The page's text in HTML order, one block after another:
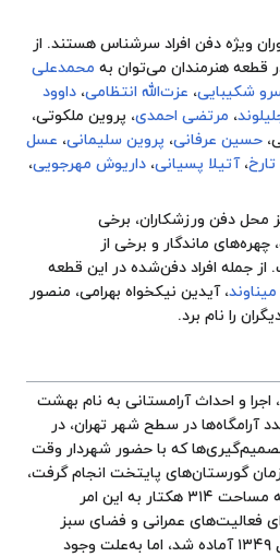
ویژه دفن افراد سرشناس هستند. از
قطعه هنرمندان می‌توان به محمدعلی
شکیبایی، عزت‌الله انتظامی، داوود
، مرتضی احمدی، پروین ملکوتی،
، حسین عرفانی، پروین سلیمانی، عسل
،آتیلا پسیانی، داریوش مهرجویی،
محل دفن ورزشکاران، برخی
چهره‌های ماندگار و برخی از
از جمله افراد دفن‌شده در این قطعه
،آیدین نیکخواه بهرامی، منصور
را نام برد.
و احداث آرامستانی به نام بهشت
آرامگاه‌ها در سطح شهر تهران، در
این تصمیم‌گیری‌ها که با حضور شهردار وقت
گورستان‌های پایتخت انجام گرفت،
زمینی در مسیر تهران – قم به مساحت ۳۱۴ هکتار به این امر
فعالیت‌های عمرانی و فضای سبز
اقدام شد. بهشت زهرا در سال ۱۳۴۹ آماده شد، اما به‌علت وجود